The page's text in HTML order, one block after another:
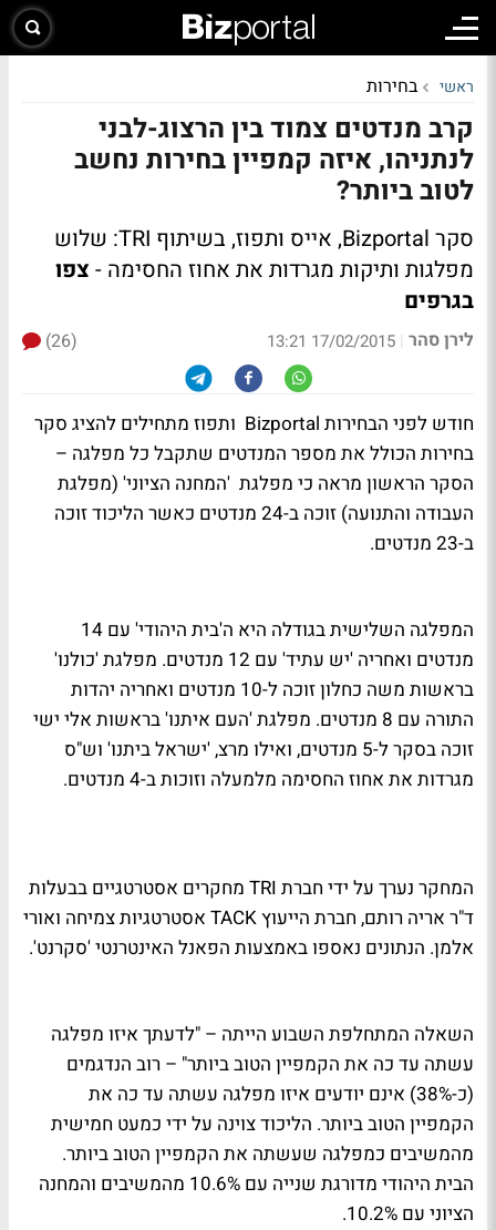
ראשי בחירות
קרב מנדטים צמוד בין הרצוג-לבני
לנתניהו, איזה קמפיין בחירות נחשב
לטוב ביותר?
סקר Bizportal, אייס ותפוז, בשיתוף TRI: שלוש
מפלגות ותיקות מגרדות את אחוז החסימה - צפו
בגרפים
לירן סהר |
17/02/2015 13:21
(26)
חודש לפני הבחירות Bizportal ותפוז מתחילים להציג סקר
בחירות הכולל את מספר המנדטים שתקבל כל מפלגה –
הסקר הראשון מראה כי מפלגת 'המחנה הציוני' (מפלגת
העבודה והתנועה) זוכה ב-24 מנדטים כאשר הליכוד זוכה
ב-23 מנדטים.
המפלגה השלישית בגודלה היא ה'בית היהודי' עם 14
מנדטים ואחריה 'יש עתיד' עם 12 מנדטים. מפלגת 'כולנו'
בראשות משה כחלון זוכה ל-10 מנדטים ואחריה יהדות
התורה עם 8 מנדטים. מפלגת 'העם איתנו' בראשות אלי ישי
זוכה בסקר ל-5 מנדטים, ואילו מרצ, 'ישראל ביתנו' וש"ס
מגרדות את אחוז החסימה מלמעלה וזוכות ב-4 מנדטים.
המחקר נערך על ידי חברת TRI מחקרים אסטרטגיים בבעלות
ד"ר אריה רותם, חברת הייעוץ TACK אסטרטגיות צמיחה ואורי
אלמן. הנתונים נאספו באמצעות הפאנל האינטרנטי 'סקרנט'.
השאלה המתחלפת השבוע הייתה – "לדעתך איזו מפלגה
עשתה עד כה את הקמפיין הטוב ביותר" – רוב הנדגמים
(כ-38%) אינם יודעים איזו מפלגה עשתה עד כה את
הקמפיין הטוב ביותר. הליכוד צוינה על ידי כמעט חמישית
מהמשיבים כמפלגה שעשתה את הקמפיין הטוב ביותר.
הבית היהודי מדורגת שנייה עם 10.6% מהמשיבים והמחנה
הציוני עם 10.2%.